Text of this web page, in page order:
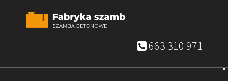
663 310 971